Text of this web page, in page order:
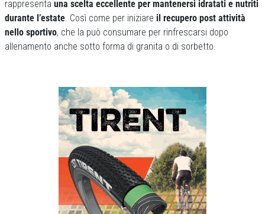
rappresenta una scelta eccellente per mantenersi idratati e nutriti
durante l’estate. Così come per iniziare il recupero post attività
nello sportivo, che la può consumare per rinfrescarsi dopo
allenamento anche sotto forma di granita o di sorbetto.
Previous